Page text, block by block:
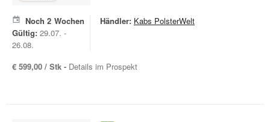
Noch 2 Wochen
Gültig: 29.07. -
26.08.
Händler: Kabs PolsterWelt
€ 599,00 / Stk - Details im Prospekt